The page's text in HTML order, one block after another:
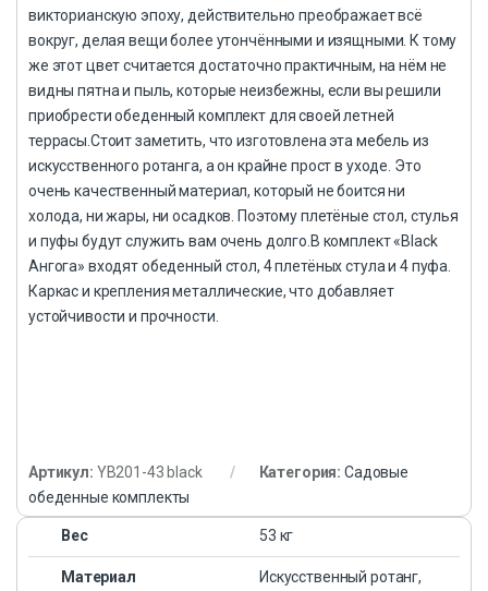
викторианскую эпоху, действительно преображает всё
вокруг, делая вещи более утончёнными и изящными. К тому
же этот цвет считается достаточно практичным, на нём не
видны пятна и пыль, которые неизбежны, если вы решили
приобрести обеденный комплект для своей летней
террасы.Стоит заметить, что изготовлена эта мебель из
искусственного ротанга, а он крайне прост в уходе. Это
очень качественный материал, который не боится ни
холода, ни жары, ни осадков. Поэтому плетёные стол, стулья
и пуфы будут служить вам очень долго.В комплект «Black
Ангога» входят обеденный стол, 4 плетёных стула и 4 пуфа.
Каркас и крепления металлические, что добавляет
устойчивости и прочности.
Артикул: YB201-43 black Категория: Садовые
обеденные комплекты
Вес 53 кг
Материал
Искусственный ротанг,